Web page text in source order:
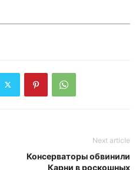
Next article
Консерваторы обвинили
Карни в роскошных